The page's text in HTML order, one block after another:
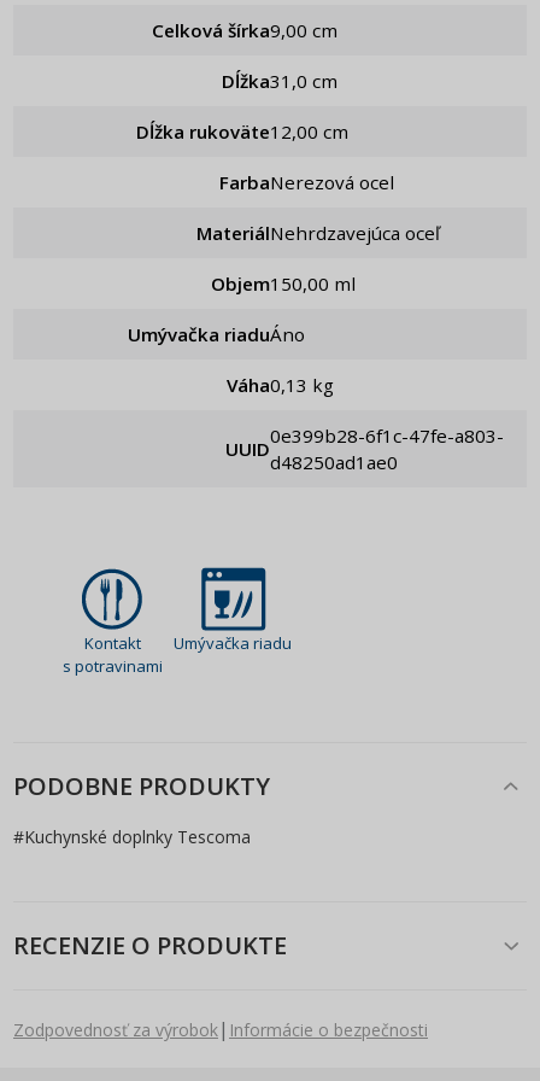
Celková šírka 9,00 cm
Dĺžka 31,0 cm
Dĺžka rukoväte 12,00 cm
Farba Nerezová ocel
Materiál Nehrdzavejúca oceľ
Objem 150,00 ml
Umývačka riadu Áno
Váha 0,13 kg
UUID
0e399b28-6f1c-47fe-a803-
d48250ad1ae0
Kontakt
s potravinami
Umývačka riadu
PODOBNE PRODUKTY
#Kuchynské doplnky Tescoma
RECENZIE O PRODUKTE
Zodpovednosť za výrobok| Informácie o bezpečnosti